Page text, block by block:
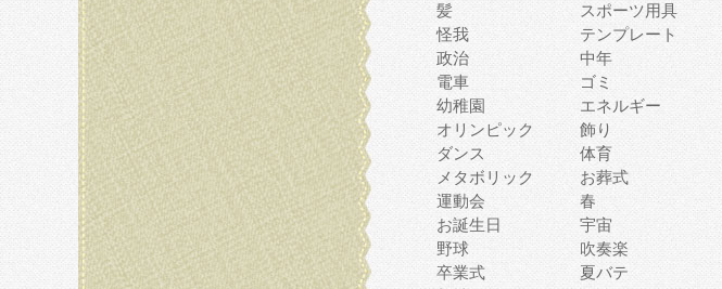
髪
スポーツ用具
怪我
テンプレート
政治
中年
電車
ゴミ
幼稚園
エネルギー
オリンピック
飾り
ダンス
体育
メタボリック
お葬式
運動会
春
お誕生日
宇宙
野球
吹奏楽
卒業式
夏バテ